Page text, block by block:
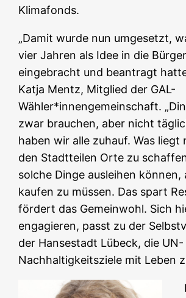
Klimafonds.
„Damit wurde nun umgesetzt,
vier Jahren als Idee in die
eingebracht und beantragt
Katja Mentz, Mitglied der GAL-
Wähler*innengemeinschaft.
zwar brauchen, aber nicht
haben wir alle zuhauf. Was liegt
den Stadtteilen Orte zu
solche Dinge ausleihen können,
kaufen zu müssen. Das spart
fördert das Gemeinwohl. Sich
engagieren, passt zu der
der Hansestadt Lübeck, die UN-
Nachhaltigkeitsziele mit Leben